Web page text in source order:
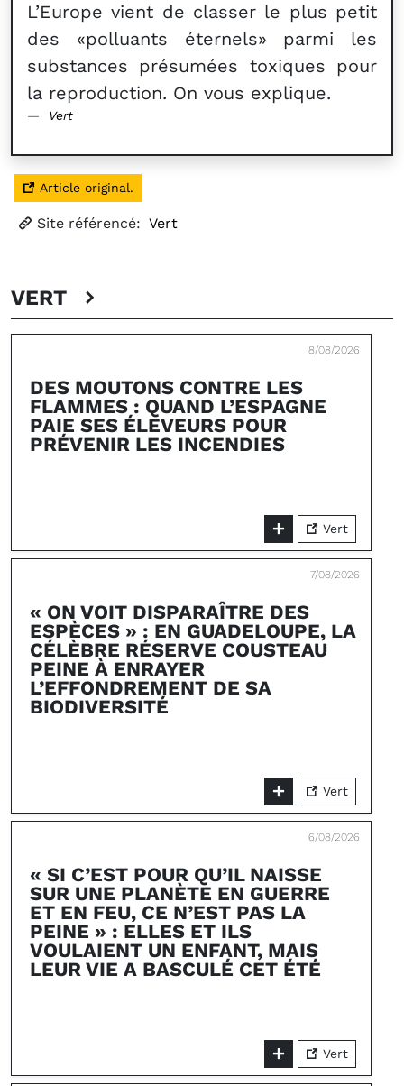
L’Europe vient de classer le plus petit
des «polluants éternels» parmi les
substances présumées toxiques pour
la reproduction. On vous explique.
Vert
Article original.
Site référencé: Vert
VERT
8/08/2026
DES MOUTONS CONTRE LES
FLAMMES : QUAND L’ESPAGNE
PAIE SES ÉLEVEURS POUR
PRÉVENIR LES INCENDIES
Vert
7/08/2026
« ON VOIT DISPARAÎTRE DES
ESPÈCES » : EN GUADELOUPE, LA
CÉLÈBRE RÉSERVE COUSTEAU
PEINE À ENRAYER
L’EFFONDREMENT DE SA
BIODIVERSITÉ
Vert
6/08/2026
« SI C’EST POUR QU’IL NAISSE
SUR UNE PLANÈTE EN GUERRE
ET EN FEU, CE N’EST PAS LA
PEINE » : ELLES ET ILS
VOULAIENT UN ENFANT, MAIS
LEUR VIE A BASCULÉ CET ÉTÉ
Vert